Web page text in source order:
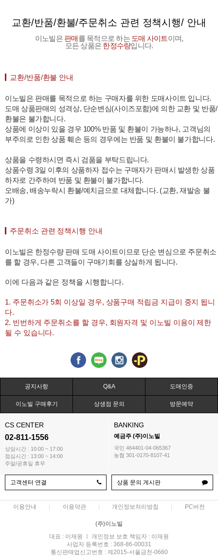
교환/반품/환불/주문취소 관련 정책시행/ 안내
이노빌은 판매를 목적으로 하는 도매 사이트이며,
모든 상품은 한정수량입니다.
교환/반품/환불 안내
이노빌은 판매를 목적으로 하는 구매자를 위한 도매사이트 입니다.
도매 상품판매의 성격상, 단순변심(사이즈포함)에 의한 교환 및 반품/
환불은 불가합니다.
상품에 이상이 있을 경우 100% 반품 및 환불이 가능하나, 고객님의
부주의로 인한 상품 훼손 등의 경우에는 반품 및 환불이 불가합니다.
상품을 수령하시면 즉시 검품을 부탁드립니다.
상품수령 3일 이후의 상품하자 접수는 구매자가 판매시 발생한 상품
하자로 간주하여 반품 및 환불이 불가합니다.
오배송, 배송누락시 환불/예치금으로 대체합니다. (교환, 재발송 불
가)
주문취소 관련 정책시행 안내
이노빌은 한정수량 판매 도매 사이트이므로 단순 변심으로 주문취소
를 할 경우, 다른 고객들이 구매기회를 상실하게 됩니다.
이에 다음과 같은 정책을 시행합니다.
1. 주문취소가 5회 이상일 경우, 상품구매 적립금 지급이 중지 됩니
다.
2. 빈번하게 주문취소를 할 경우, 회원자격 및 이노빌 이용이 제한
될 수 있습니다.
공지사항 Q&A 도매인증
이노빌 구매후기 상생점 문의 방문예약
CS CENTER
02-811-1556
상담시간 : 10:00 ~ 17:00
점심시간 : 13:00 ~ 14:00
주말/공휴일 휴무
BANKING
예금주 (주)이노빌
국민 464401-04-065367
농협 301-0170-8107-41
고객센터 연결 상품 문의 게시판
이용안내 이용약관 개인정보처리방침 PC버전
(주)이노빌
대표 : 이재원 ㅣ 개인정보 보호 책임자 : 이재원
사업자 등록번호 : 368-86-00031
통신판매업신고번호 : 제2015-서울금천-0660